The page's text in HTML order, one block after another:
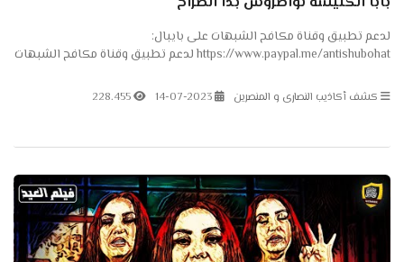
لدعم تطبيق وقناة مكافح الشبهات على بايبال:
https://www.paypal.me/antishubohat لدعم تطبيق وقناة مكافح الشبهات
فودافون...
كشف أكاذيب النصارى و المنصرين 14-07-2023
228.455